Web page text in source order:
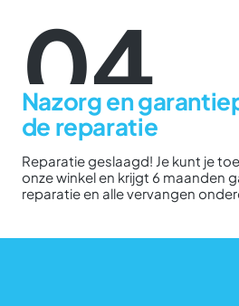
04
Nazorg en
de reparatie
Reparatie geslaagd! Je kunt je
onze winkel en krijgt 6 maanden
reparatie en alle vervangen